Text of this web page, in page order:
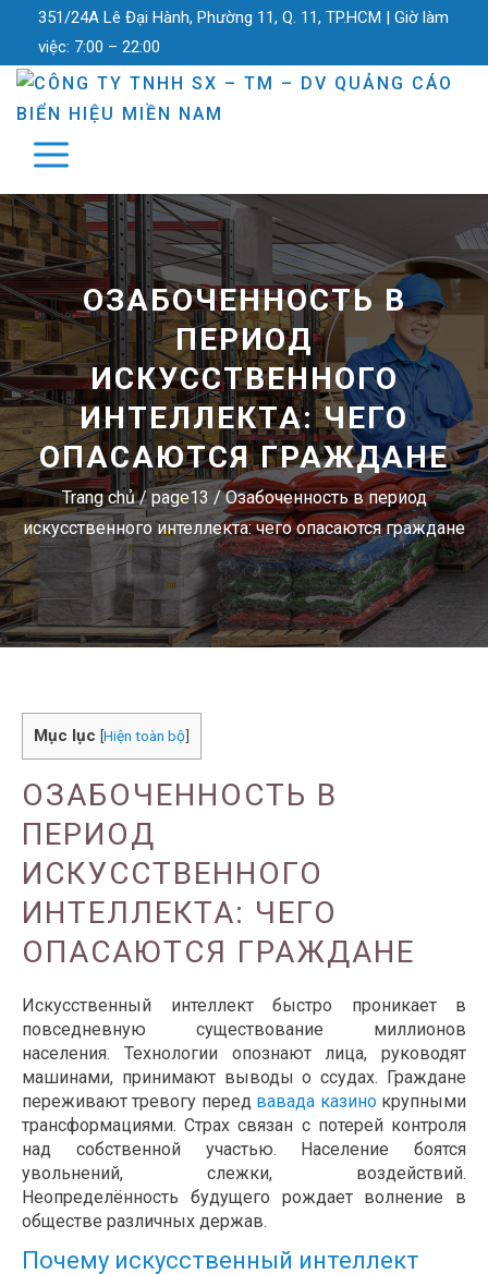
351/24A Lê Đại Hành, Phường 11, Q. 11, TP.HCM | Giờ làm
việc: 7:00 – 22:00
ОЗАБОЧЕННОСТЬ В
ПЕРИОД
ИСКУССТВЕННОГО
ИНТЕЛЛЕКТА: ЧЕГО
ОПАСАЮТСЯ ГРАЖДАНЕ
Trang chủ/ page13 /Озабоченность в период
искусственного интеллекта: чего опасаются граждане
Mục lục [Hiện toàn bộ]
ОЗАБОЧЕННОСТЬ В
ПЕРИОД
ИСКУССТВЕННОГО
ИНТЕЛЛЕКТА: ЧЕГО
ОПАСАЮТСЯ ГРАЖДАНЕ
Искусственный интеллект быстро проникает в
повседневную существование миллионов
населения. Технологии опознают лица, руководят
машинами, принимают выводы о ссудах. Граждане
переживают тревогу перед вавада казинокрупными
трансформациями. Страх связан с потерей контроля
над собственной участью. Население боятся
увольнений, слежки, воздействий.
Неопределённость будущего рождает волнение в
обществе различных держав.
Почему искусственный интеллект